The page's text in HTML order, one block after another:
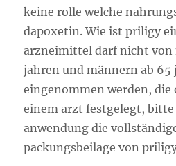
keine rolle welche
dapoxetin. Wie ist priligy
arzneimittel darf nicht von
jahren und männern ab 65
eingenommen werden,
einem arzt festgelegt, bitte
anwendung die
packungsbeilage von